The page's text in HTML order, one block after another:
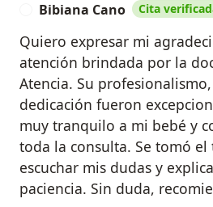
Bibiana Cano Cita
Quiero expresar mi
atención brindada por la
Atencia. Su
dedicación fueron
muy tranquilo a mi bebé y
toda la consulta. Se tomó
escuchar mis dudas y
paciencia. Sin duda,